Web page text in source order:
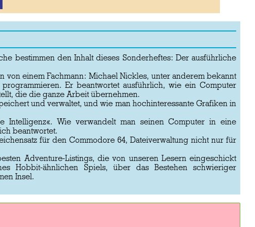
bestimmen den Inhalt dieses Sonderheftes: Der ausführliche
einem Fachmann: Michael Nickles, unter anderem bekannt
Er beantwortet ausführlich, wie ein Computer
die die ganze Arbeit übernehmen.
und verwaltet, und wie man hochinteressante Grafiken in
Wie verwandelt man seinen Computer in eine
beantwortet.
für den Commodore 64, Dateiverwaltung nicht nur für
Adventure-Listings, die von unseren Lesern eingeschickt
Hobbit-ähnlichen Spiels, über das Bestehen schwieriger
Insel.